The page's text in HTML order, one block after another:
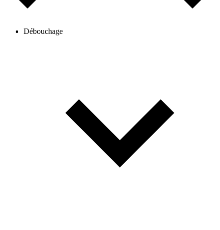
Débouchage